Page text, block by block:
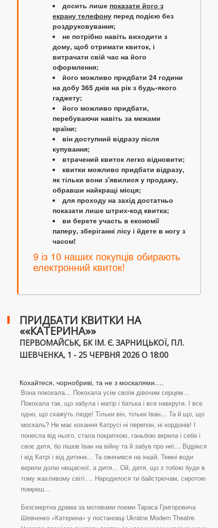
досить лише показати його з
екрану телефону перед подією без
роздруковування;
не потрібно навіть виходити з
дому, щоб отримати квиток, і
витрачати свій час на його
оформлення;
його можливо придбати 24 години
на добу 365 днів на рік з будь-якого
гаджету;
його можливо придбати,
перебуваючи навіть за межами
країни;
він доступний відразу після
купування;
втрачений квиток легко відновити;
квитки можливо придбати відразу,
як тільки вони з'явилися у продажу,
обравши найкращі місця;
для проходу на захід достатньо
показати лише штрих-код квитка;
ви берете участь в економії
паперу, зберіганні лісу і йдете в ногу з
часом!
9 із 10 наших покупців обирають
електронний квиток!
ПРИДБАТИ КВИТКИ НА
««КАТЕРИНА»»
ПЕРВОМАЙСЬК, БК ІМ. Є. ЗАРНИЦЬКОЇ, ПЛ.
ШЕВЧЕНКА, 1 - 25 ЧЕРВНЯ 2026 О 18:00
Кохайтеся, чорнобриві, та не з москалями….
Вона покохала… Покохала усім своїм дівочим серцем…
Покохала так, що забула і матір і батька і все навкруги. І все
одно, що скажуть люде! Тільки він, тільки Іван… Та й що, що
москаль? Не має кохання Катрусі ні перепон, ні кордонів! І
понесла від нього, стала покриткою, ганьбою вкрила і себе і
своє дитя, бо пішов Іван на війну та й забув про неї… Відрікся
і від Катрі і від дитини… Та оженився на іншій. Темні води
вкрили долю нещасної, а дитя… Ой, дитя, що з тобою буде в
тому жахливому світі…. Народилося ти байстрючам, сиротою
помреш…
Безсмертна драма за мотивами поеми Тараса Григоровича
Шевченко «Катерина» у постановці Ukraine Modern Theatre.